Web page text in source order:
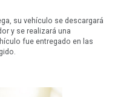
su vehículo se descargará
y se realizará una
fue entregado en las